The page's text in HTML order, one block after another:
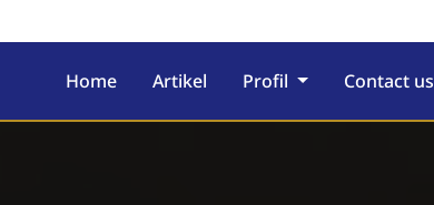
Home Artikel Profil Contact us